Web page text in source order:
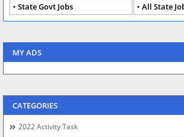
State Govt Jobs
All State
MY ADS
CATEGORIES
2022 Activity Task